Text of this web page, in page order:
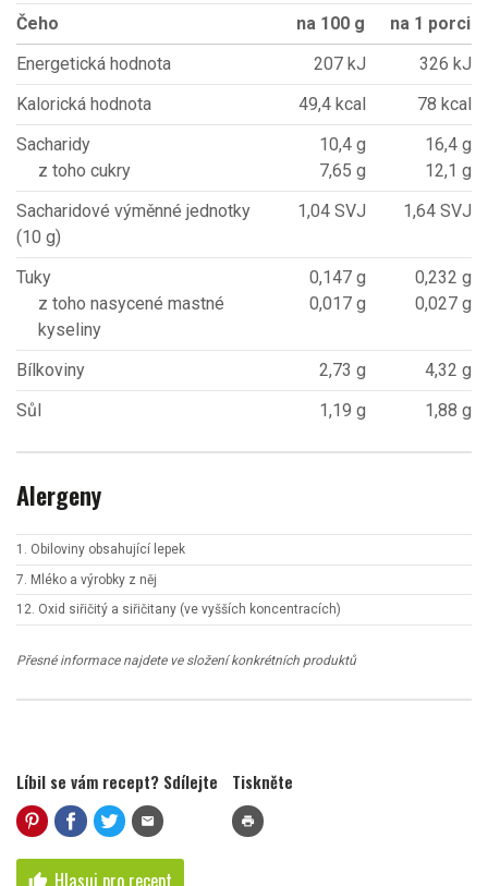
Čeho na 100 g
na 1 porci
Energetická hodnota
207 kJ
326 kJ
Kalorická hodnota
49,4 kcal
78 kcal
Sacharidy
z toho cukry
10,4 g
7,65 g
16,4 g
12,1 g
Sacharidové výměnné jednotky
(10 g)
1,04 SVJ 1,64 SVJ
Tuky
z toho nasycené mastné
kyseliny
0,147 g
0,017 g
0,232 g
0,027 g
Bílkoviny 2,73 g
4,32 g
Sůl
1,19 g 1,88 g
Alergeny
1. Obiloviny obsahující lepek
7. Mléko a výrobky z něj
12. Oxid siřičitý a siřičitany (ve vyšších koncentracích)
Přesné informace najdete ve složení konkrétních produktů
Líbil se vám recept? Sdílejte
mail
Tiskněte
print
thumb_up Hlasuj pro recept